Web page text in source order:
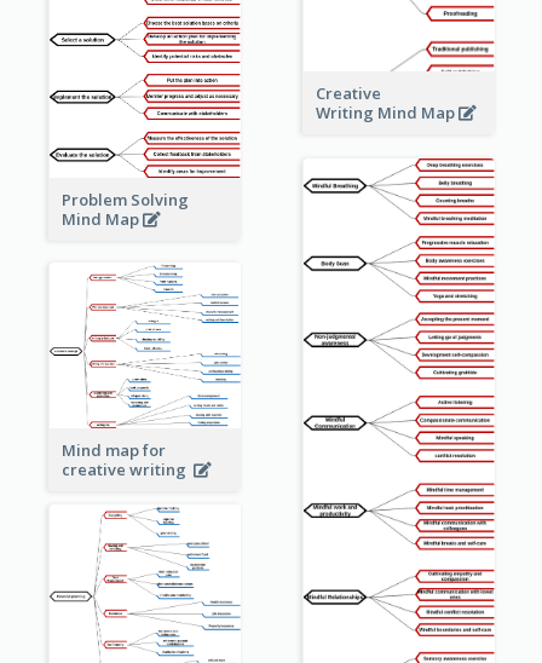
Creative
Writing Mind Map
Problem Solving
Mind Map
Mind map for
creative writing